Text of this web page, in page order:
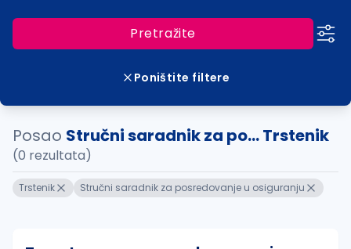
Pretražite
Poništite filtere
Posao Stručni saradnik za po... Trstenik
(0 rezultata)
Trstenik Stručni saradnik za posredovanje u osiguranju